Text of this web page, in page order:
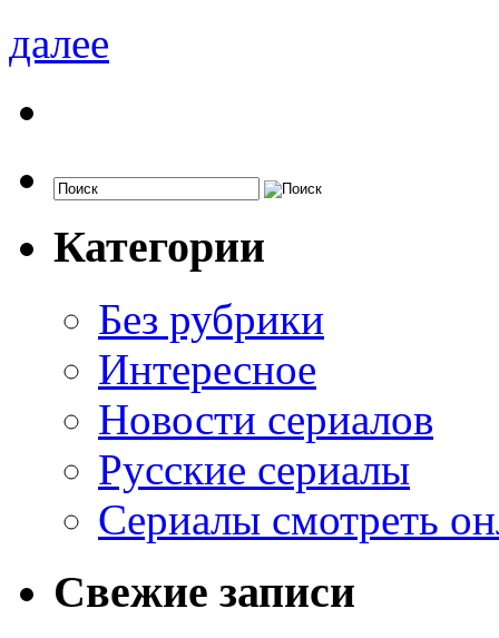
далее
Категории
Без рубрики
Интересное
Новости сериалов
Русские сериалы
Сериалы смотреть
Свежие записи